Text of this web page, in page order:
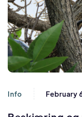
Info February